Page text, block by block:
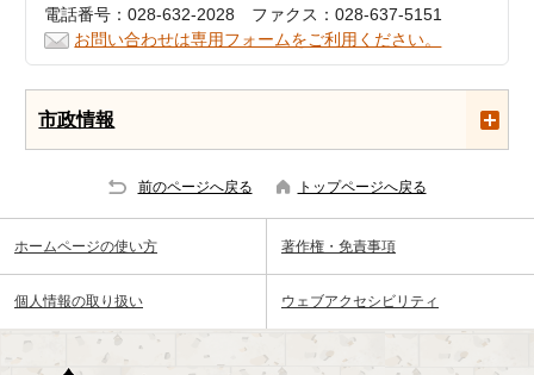
電話番号：028-632-2028 ファクス：028-637-5151
お問い合わせは専用フォームをご利用ください。
市政情報
前のページへ戻る トップページへ戻る
ホームページの使い方 著作権・免責事項
個人情報の取り扱い ウェブアクセシビリティ